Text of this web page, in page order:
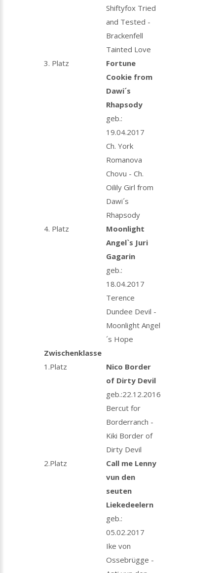
Shiftyfox Tried
and Tested -
Brackenfell
Tainted Love
3. Platz
Fortune
Cookie from
Dawi´s
Rhapsody
geb.:
19.04.2017
Ch. York
Romanova
Chovu - Ch.
Oilily Girl from
Dawi´s
Rhapsody
4. Platz
Moonlight
Angel`s Juri
Gagarin
geb.:
18.04.2017
Terence
Dundee Devil -
Moonlight Angel
´s Hope
Zwischenklasse
1.Platz
Nico Border
of Dirty Devil
geb.:22.12.2016
Bercut for
Borderranch -
Kiki Border of
Dirty Devil
2.Platz
Call me Lenny
vun den
seuten
Liekedeelern
geb.:
05.02.2017
Ike von
Ossebrügge -